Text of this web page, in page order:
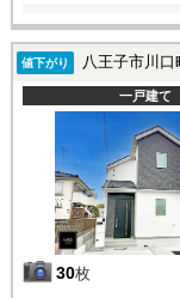
値下がり 八王子市川
一戸建て
30枚